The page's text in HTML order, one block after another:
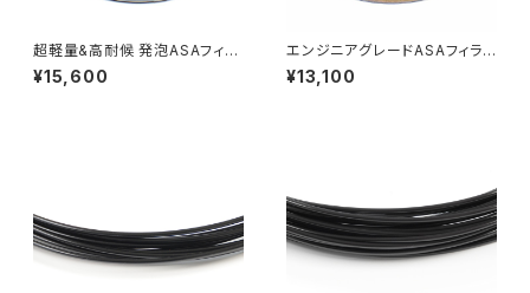
超軽量&高耐候 発泡ASAフィラ
メント『ApolloX Foaming（Ba
mbu Coil）』
¥15,600
エンジニアグレードASAフィラメ
ント『ApolloX』
¥13,100